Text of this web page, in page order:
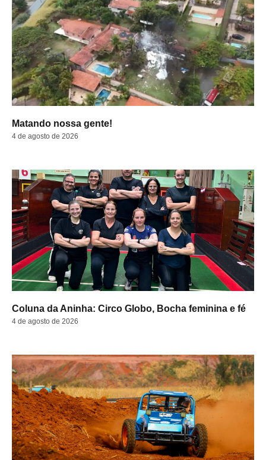
Matando nossa gente!
4 de agosto de 2026
Coluna da Aninha: Circo Globo, Bocha feminina e fé
4 de agosto de 2026